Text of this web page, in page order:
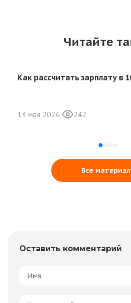
Читайте
Как рассчитать зарплату в
13 мая 2026 242
Все
Оставить комментарий